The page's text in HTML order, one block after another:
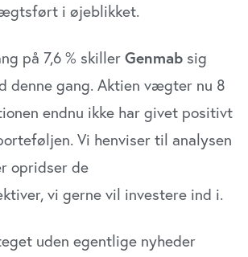
i øjeblikket.
på 7,6 % skiller Genmab sig
denne gang. Aktien vægter nu 8
endnu ikke har givet positivt
Vi henviser til analysen
opridser de
vi gerne vil investere ind i.
uden egentlige nyheder